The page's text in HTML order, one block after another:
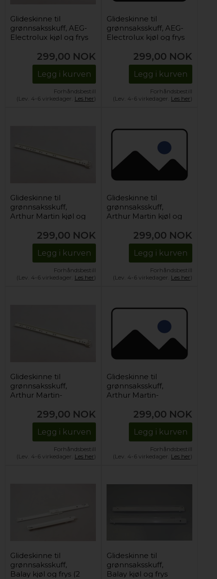
Glideskinne til
grønnsaksskuff, AEG-
Electrolux kjøl og frys
299,00 NOK
Legg i kurven
Forhåndsbestill
(Lev. 4-6 virkedager. Les her)
Glideskinne til
grønnsaksskuff, AEG-
Electrolux kjøl og frys
299,00 NOK
Legg i kurven
Forhåndsbestill
(Lev. 4-6 virkedager. Les her)
Glideskinne til
grønnsaksskuff,
Arthur Martin kjøl og
299,00 NOK
Legg i kurven
Forhåndsbestill
(Lev. 4-6 virkedager. Les her)
Glideskinne til
grønnsaksskuff,
Arthur Martin kjøl og
299,00 NOK
Legg i kurven
Forhåndsbestill
(Lev. 4-6 virkedager. Les her)
Glideskinne til
grønnsaksskuff,
Arthur Martin-
299,00 NOK
Legg i kurven
Forhåndsbestill
(Lev. 4-6 virkedager. Les her)
Glideskinne til
grønnsaksskuff,
Arthur Martin-
(venstre)299,00 NOK
Legg i kurven
Forhåndsbestill
(Lev. 4-6 virkedager. Les her)
Glideskinne til
grønnsaksskuff,
Balay kjøl og frys (2
Glideskinne til
grønnsaksskuff,
Balay kjøl og frys